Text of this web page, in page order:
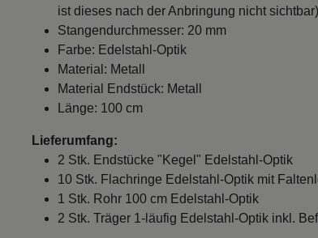
ist dieses nach der Anbringung nicht sichtbar)
Stangendurchmesser: 20 mm
Farbe: Edelstahl-Optik
Material: Metall
Material Endstück: Metall
Länge: 100 cm
Lieferumfang:
2 Stk. Endstücke "Kegel" Edelstahl-Optik
10 Stk. Flachringe Edelstahl-Optik mit
1 Stk. Rohr 100 cm Edelstahl-Optik
2 Stk. Träger 1-läufig Edelstahl-Optik inkl.